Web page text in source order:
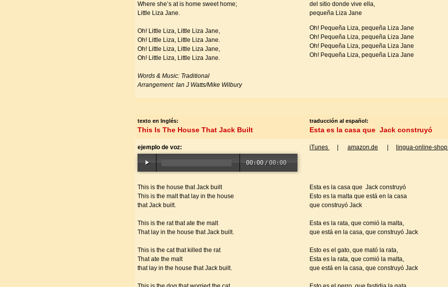
Where she’s at is home sweet home;
Little Liza Jane.
Oh! Little Liza, Little Liza Jane,
Oh! Little Liza, Little Liza Jane.
Oh! Little Liza, Little Liza Jane,
Oh! Little Liza, Little Liza Jane.
Words & Music: Traditional
Arrangement: Ian J Watts/Mike Wilbury
del sitio donde vive ella,
pequeña Liza Jane
Oh! Pequeña Liza, pequeña Liza Jane
Oh! Pequeña Liza, pequeña Liza Jane
Oh! Pequeña Liza, pequeña Liza Jane
Oh! Pequeña Liza, pequeña Liza Jane
texto en Inglés:
This Is The House That Jack Built
traducción al español:
Esta es la casa que Jack construyó
ejemplo de voz:
00:00 /00:00
iTunes amazon.de lingua-online-
This is the house that Jack built
This is the malt that lay in the house
that Jack built.
This is the rat that ate the malt
That lay in the house that Jack built.
This is the cat that killed the rat
That ate the malt
that lay in the house that Jack built.
Esta es la casa que Jack construyó
Esto es la malta que está en la casa
que construyó Jack
Esta es la rata, que comió la malta,
que está en la casa, que construyó Jack
Esto es el gato, que mató la rata,
Esta es la rata, que comió la malta,
que está en la casa, que construyó Jack